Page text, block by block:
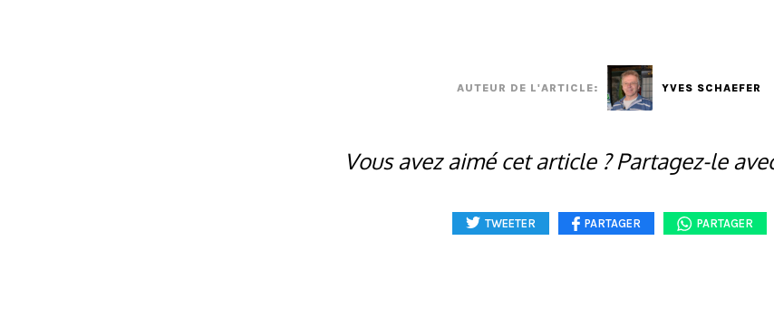
AUTEUR DE L'ARTICLE: YVES SCHAEFER
Vous avez aimé cet article ? Partagez-le
TWEETER PARTAGER PARTAGER